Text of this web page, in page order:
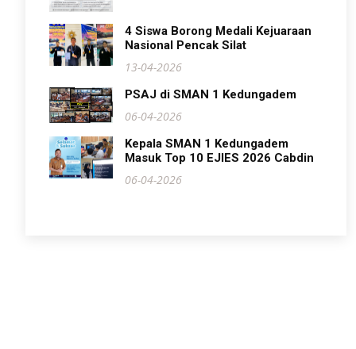
4 Siswa Borong Medali Kejuaraan
Nasional Pencak Silat
13-04-2026
PSAJ di SMAN 1 Kedungadem
06-04-2026
Kepala SMAN 1 Kedungadem
Masuk Top 10 EJIES 2026 Cabdin
06-04-2026